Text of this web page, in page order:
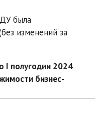
была
изменений за
I полугодии 2024
бизнес-